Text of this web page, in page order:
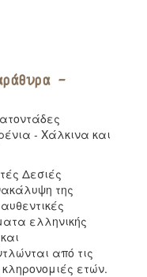
-
- Χάλκινα και
Δεσιές
της
ελληνικής
από τις
ετών.